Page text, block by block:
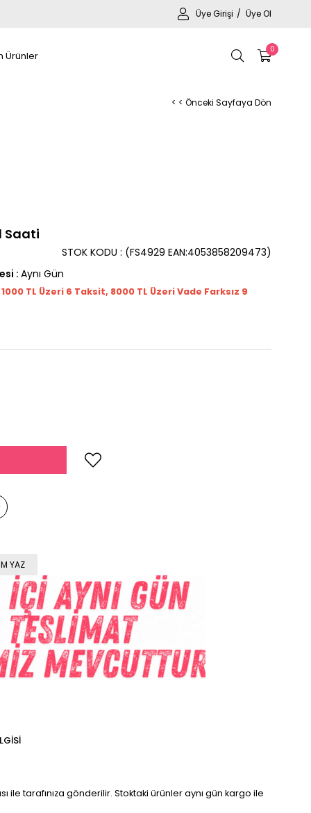
Üye Girişi Üye Ol
0
Ürünler
< < Önceki Sayfaya Dön
Saati
(FS4929 EAN:4053858209473)
STOK KODU
: Aynı Gün
TL Üzeri 6 Taksit, 8000 TL Üzeri Vade Farksız 9
YAZ
ile tarafınıza gönderilir. Stoktaki ürünler aynı gün kargo ile